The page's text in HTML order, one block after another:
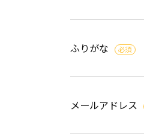
ふりがな 必須
メールアドレス